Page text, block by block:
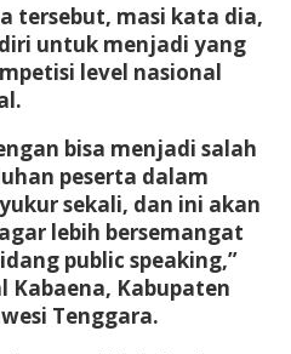
tersebut, masi kata dia,
untuk menjadi yang
level nasional
bisa menjadi salah
peserta dalam
sekali, dan ini akan
lebih bersemangat
public speaking,”
Kabupaten
Tenggara.